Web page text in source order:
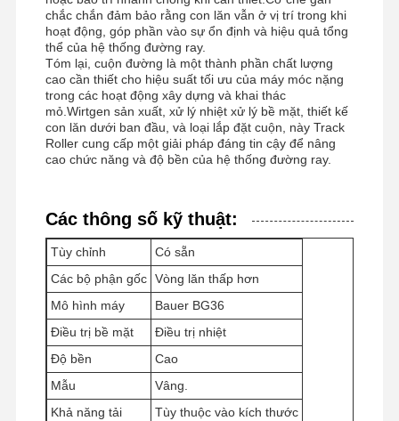
Nhà Sản Phẩm Video
Hướng Dẫn
chắc chắn đảm bảo rằng con lăn vẫn ở vị trí trong khi
hoạt động, góp phần vào sự ổn định và hiệu quả tổng
thể của hệ thống đường ray.
Tóm lại, cuộn đường là một thành phần chất lượng
cao cần thiết cho hiệu suất tối ưu của máy móc nặng
trong các hoạt động xây dựng và khai thác
mỏ.Wirtgen sản xuất, xử lý nhiệt xử lý bề mặt, thiết kế
con lăn dưới ban đầu, và loại lắp đặt cuộn, này Track
Roller cung cấp một giải pháp đáng tin cậy để nâng
cao chức năng và độ bền của hệ thống đường ray.
Các thông số kỹ thuật:
Tùy chỉnh
Có sẵn
Các bộ phận gốc Vòng lăn thấp hơn
Mô hình máy
Bauer BG36
Điều trị bề mặt
Điều trị nhiệt
Độ bền
Cao
Mẫu
Vâng.
Khả năng tải
Tùy thuộc vào kích thước